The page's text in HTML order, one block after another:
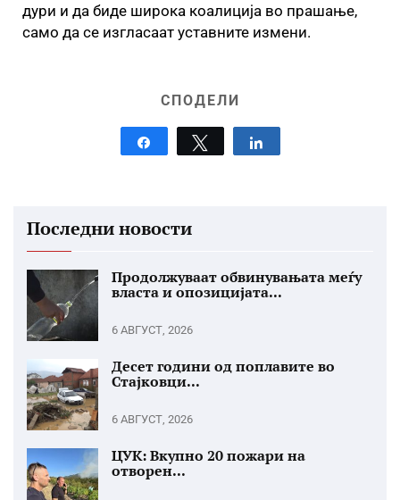
дури и да биде широка коалиција во прашање,
само да се изгласаат уставните измени.
СПОДЕЛИ
Share Tweet
Последни новости
Продолжуваат обвинувањата меѓу
власта и опозицијата...
6 АВГУСТ, 2026
Десет години од поплавите во
Стајковци...
6 АВГУСТ, 2026
ЦУК: Вкупно 20 пожари на
отворен...